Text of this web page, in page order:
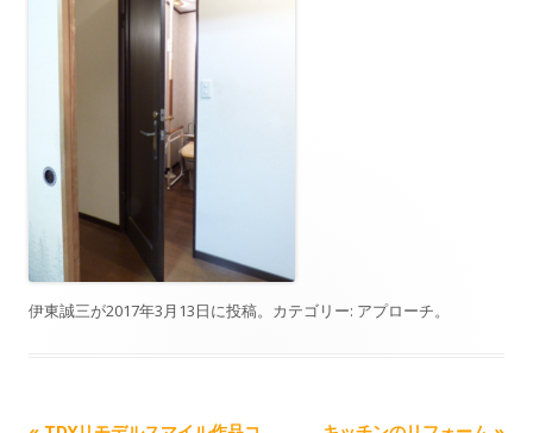
伊東誠三が2017年3月13日に投稿。カテゴリー: アプローチ。